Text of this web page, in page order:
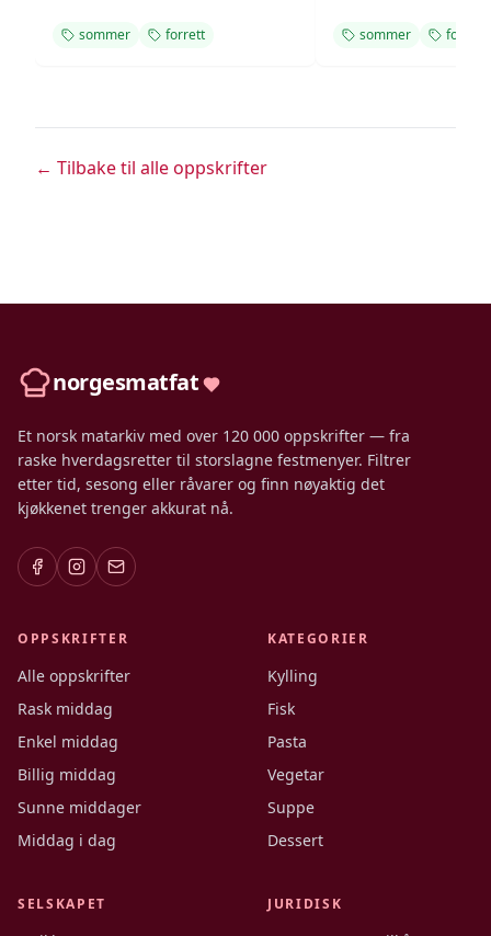
sommer forrett sommer forrett
← Tilbake til alle oppskrifter
norgesmatfat
Et norsk matarkiv med over 120 000 oppskrifter — fra
raske hverdagsretter til storslagne festmenyer. Filtrer
etter tid, sesong eller råvarer og finn nøyaktig det
kjøkkenet trenger akkurat nå.
OPPSKRIFTER
Alle oppskrifter
Rask middag
Enkel middag
Billig middag
Sunne middager
Middag i dag
KATEGORIER
Kylling
Fisk
Pasta
Vegetar
Suppe
Dessert
SELSKAPET JURIDISK